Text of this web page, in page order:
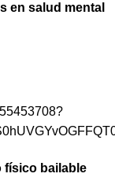
en salud mental
físico bailable